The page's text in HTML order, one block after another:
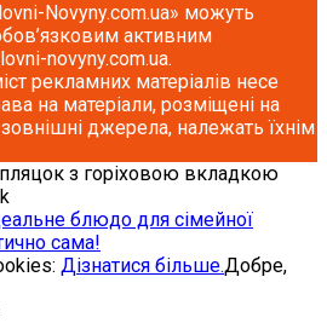
Novyny.com.ua» можуть
активним
novyny.com.ua.
рекламних матеріалів несе
на матеріали, розміщені на
джерела, належать їхнім
з горіховою вкладкою
блюдо для сімейної
сама!
Дізнатися більше.Добре,